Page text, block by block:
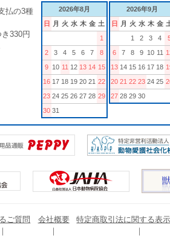
払の3種
330円
2026年8月
日
月 火 水 木 金 土
1
2
3 4 5 6 7
8
9 10 11 12 13 14 15
16 17 18 19 20 21 22
23 24 25 26 27 28 29
30 31
2026年9月
日
月 火 水 木 金
1
2 3 4
6
7 8 9 10 11
13 14 15 16 17 18
20 21 22 23 24 25
27 28 29 30
ご質問 会社概要 特定商取引法に関する表